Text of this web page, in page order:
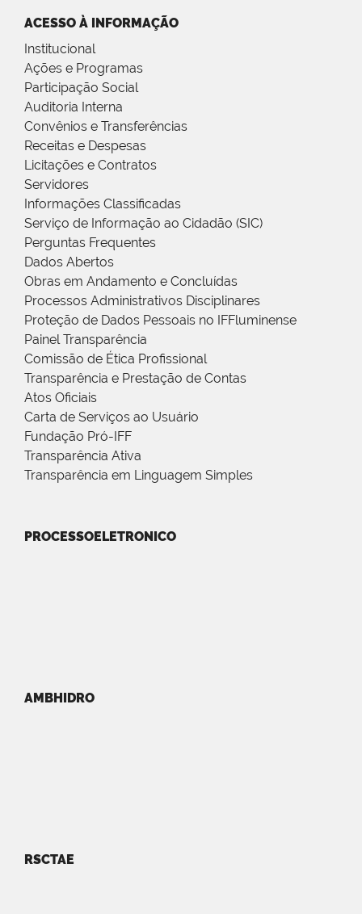
ACESSO À INFORMAÇÃO
Institucional
Ações e Programas
Participação Social
Auditoria Interna
Convênios e Transferências
Receitas e Despesas
Licitações e Contratos
Servidores
Informações Classificadas
Serviço de Informação ao Cidadão (SIC)
Perguntas Frequentes
Dados Abertos
Obras em Andamento e Concluídas
Processos Administrativos Disciplinares
Proteção de Dados Pessoais no IFFluminense
Painel Transparência
Comissão de Ética Profissional
Transparência e Prestação de Contas
Atos Oficiais
Carta de Serviços ao Usuário
Fundação Pró-IFF
Transparência Ativa
Transparência em Linguagem Simples
PROCESSOELETRONICO
AMBHIDRO
RSCTAE